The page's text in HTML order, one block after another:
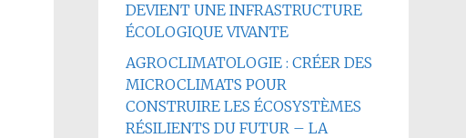
DEVIENT UNE INFRASTRUCTURE
ÉCOLOGIQUE VIVANTE
AGROCLIMATOLOGIE : CRÉER DES
MICROCLIMATS POUR
CONSTRUIRE LES ÉCOSYSTÈMES
RÉSILIENTS DU FUTUR – LA